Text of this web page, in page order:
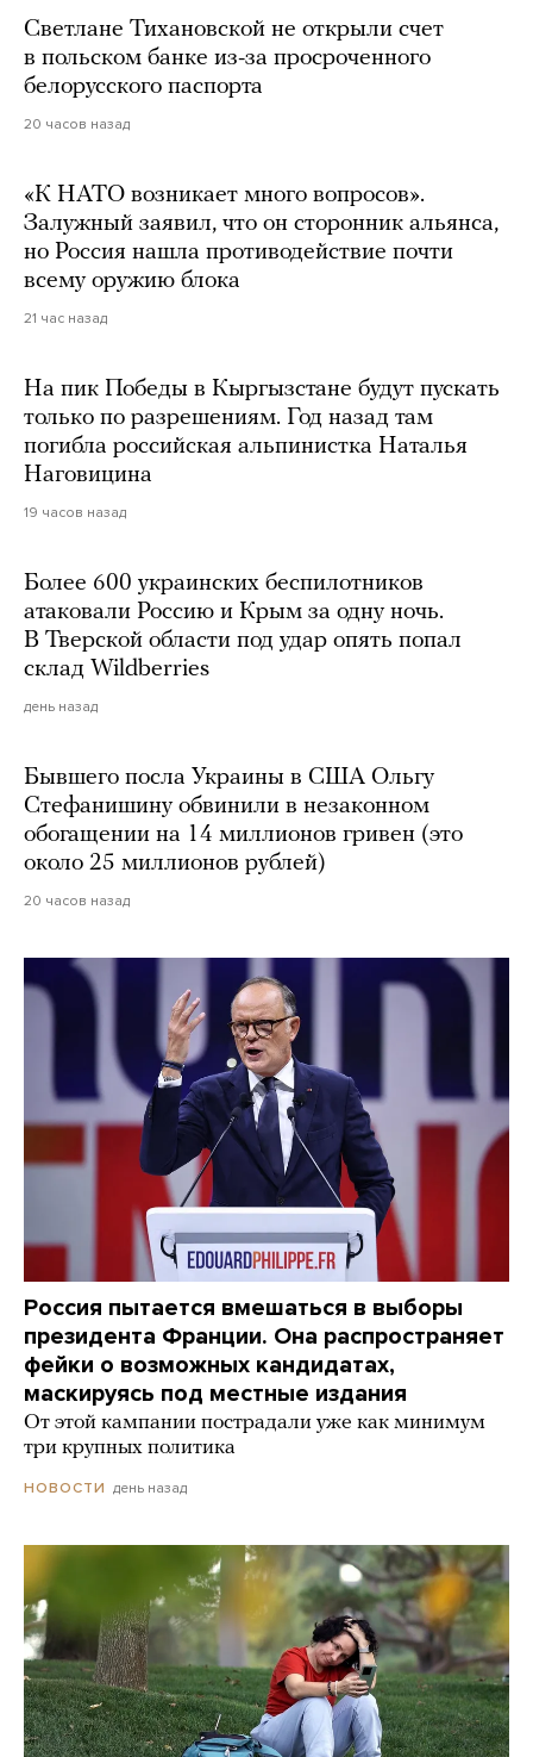
Светлане Тихановской не открыли счет
в польском банке из-за просроченного
белорусского паспорта
20 часов назад
«К НАТО возникает много вопросов».
Залужный заявил, что он сторонник альянса,
но Россия нашла противодействие почти
всему оружию блока
21 час назад
На пик Победы в Кыргызстане будут пускать
только по разрешениям. Год назад там
погибла российская альпинистка Наталья
Наговицина
19 часов назад
Более 600 украинских беспилотников
атаковали Россию и Крым за одну ночь.
В Тверской области под удар опять попал
склад Wildberries
день назад
Бывшего посла Украины в США Ольгу
Стефанишину обвинили в незаконном
обогащении на 14 миллионов гривен (это
около 25 миллионов рублей)
20 часов назад
Россия пытается вмешаться в выборы
президента Франции. Она распространяет
фейки о возможных кандидатах,
маскируясь под местные издания
От этой кампании пострадали уже как минимум
три крупных политика
НОВОСТИ день назад